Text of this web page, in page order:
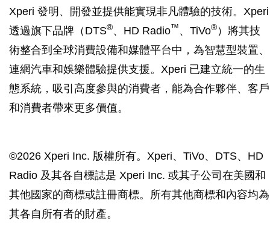
Xperi 發明、開發並提供能實現非凡體驗的技術。Xperi
透過旗下品牌（DTS®、HD Radio™ 、TiVo® ）將其技
術整合到全球消費設備和媒體平台中，為智慧型裝置、
連網汽車和娛樂體驗提供支援。Xperi 已建立統一的生
態系統，吸引高度參與的消費者，能為合作夥伴、客戶
和消費者帶來更多價值。
©2026 Xperi Inc. 版權所有。Xperi、TiVo、DTS、HD
Radio 及其各自標誌是 Xperi Inc. 或其子公司在美國和
其他國家的商標或註冊商標。所有其他商標和內容均為
其各自所有者的財產。